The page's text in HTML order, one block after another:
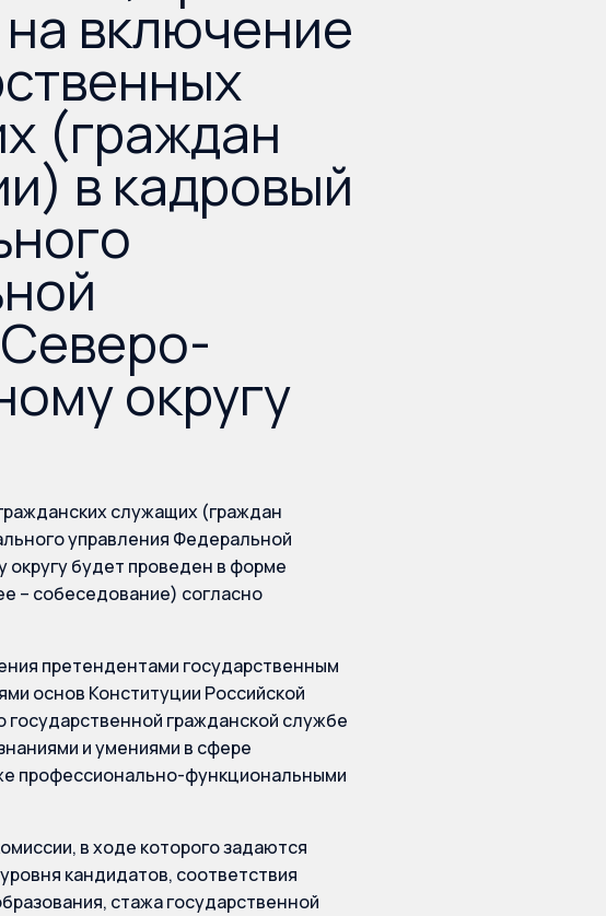
включение
(граждан
в кадровый
округу
служащих (граждан
управления Федеральной
будет проведен в форме
– собеседование) согласно
претендентами государственным
основ Конституции Российской
гражданской службе
и умениями в сфере
профессионально-функциональными
в ходе которого задаются
кандидатов, соответствия
стажа государственной